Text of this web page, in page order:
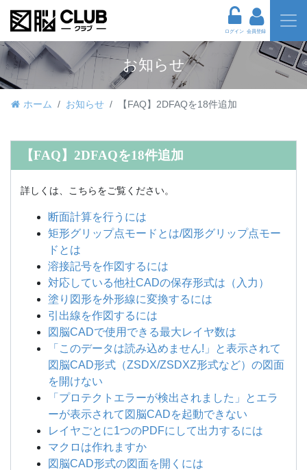
ログイン 会員登録
お知らせ
ホーム お知らせ 【FAQ】2DFAQを18件追加
【FAQ】2DFAQを18件追加
詳しくは、こちらをご覧ください。
断面計算を行うには
矩形グリップ点モードとは/図形グリップ点モー
ドとは
溶接記号を作図するには
対応している他社CADの保存形式は（入力）
塗り図形を外形線に変換するには
引出線を作図するには
図脳CADで使用できる最大レイヤ数は
「このデータは読み込めません!」と表示されて
図脳CAD形式（ZSDX/ZSDXZ形式など）の図面
を開けない
「プロテクトエラーが検出されました」とエラ
ーが表示されて図脳CADを起動できない
レイヤごとに1つのPDFにして出力するには
マクロは作れますか
図脳CAD形式の図面を開くには